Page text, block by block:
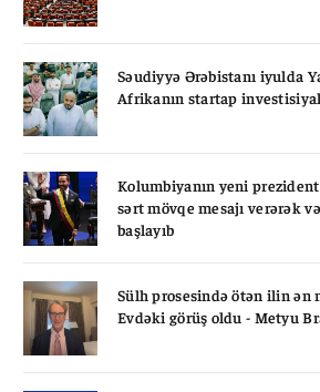
Səudiyyə Ərəbistanı iyulda
Afrikanın startap
Kolumbiyanın yeni
sərt mövqe mesajı verərək
başlayıb
Sülh prosesində ötən ilin ən
Evdəki görüş oldu - Metyu